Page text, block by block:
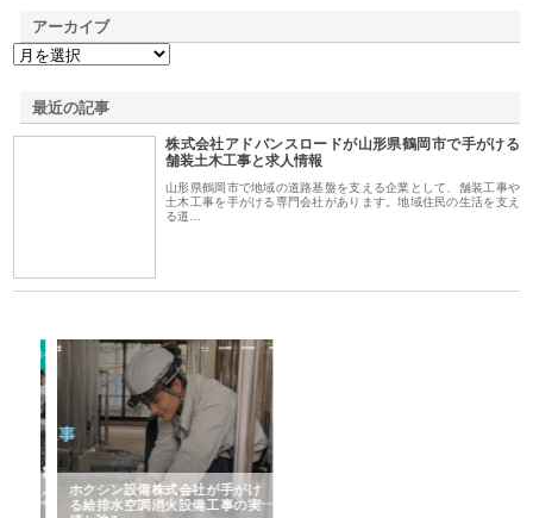
アーカイブ
最近の記事
株式会社アドバンスロードが山形県鶴岡市で手がける
舗装土木工事と求人情報
山形県鶴岡市で地域の道路基盤を支える企業として、舗装工事や
土木工事を手がける専門会社があります。地域住民の生活を支え
る道…
ホクシン設備株式会社が手がけ
る給排水空調消火設備工事の実